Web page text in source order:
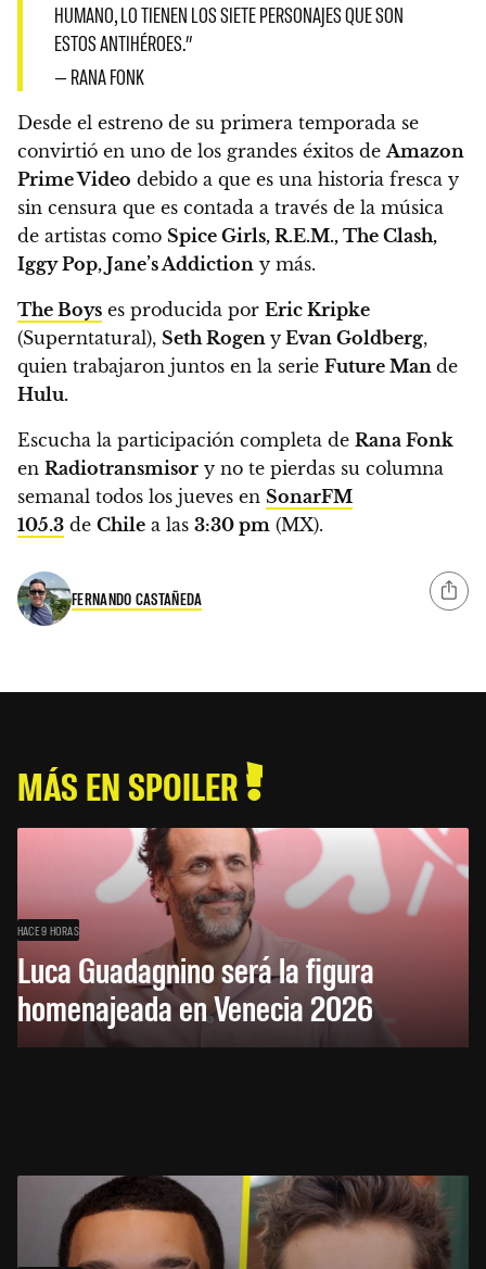
HUMANO, LO TIENEN LOS SIETE PERSONAJES QUE SON
ESTOS ANTIHÉROES.”
— RANA FONK
Desde el estreno de su primera temporada se
convirtió en uno de los grandes éxitos de Amazon
Prime Video debido a que es una historia fresca y
sin censura que es contada a través de la música
de artistas como Spice Girls, R.E.M., The Clash,
Iggy Pop, Jane’s Addiction y más.
The Boys es producida por Eric Kripke
(Superntatural), Seth Rogen y Evan Goldberg,
quien trabajaron juntos en la serie Future Man de
Hulu.
Escucha la participación completa de Rana Fonk
en Radiotransmisor y no te pierdas su columna
semanal todos los jueves en SonarFM
105.3 de Chile a las 3:30 pm (MX).
FERNANDO CASTAÑEDA
MÁS EN SPOILER
HACE 9 HORAS
Luca Guadagnino será la figura
homenajeada en Venecia 2026